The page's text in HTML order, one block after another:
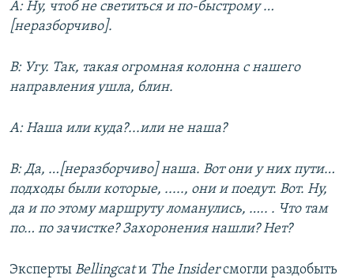
А: Ну, чтоб не светиться и по-быстрому …
[неразборчиво].
В: Угу. Так, такая огромная колонна с нашего
направления ушла, блин.
А: Наша или куда?...или не наша?
В: Да, …[неразборчиво] наша. Вот они у них пути…
подходы были которые, ....., они и поедут. Вот. Ну,
да и по этому маршруту ломанулись, ….. . Что там
по… по зачистке? Захоронения нашли? Нет?
Эксперты Bellingcatи The Insiderсмогли раздобыть